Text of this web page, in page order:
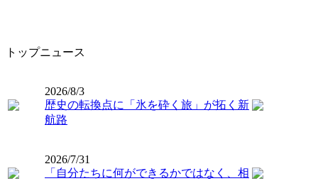
トップニュース
2026/8/3
歴史の転換点に「氷を砕く旅」が拓く新
航路
2026/7/31
「自分たちに何ができるかではなく、相